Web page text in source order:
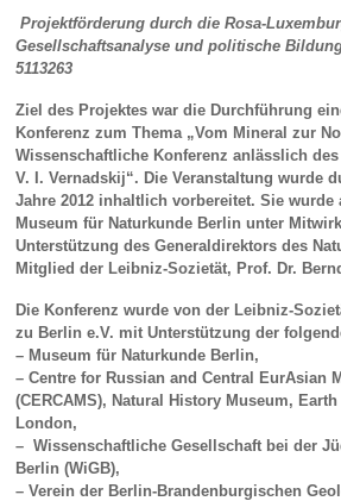
Projektförderung durch die Rosa-
Gesellschaftsanalyse und politische
5113263
Ziel des Projektes war die Durchführung
Konferenz zum Thema „Vom Mineral zur
Wissenschaftliche Konferenz anlässlich
V. I. Vernadskij“. Die Veranstaltung wurde
Jahre 2012 inhaltlich vorbereitet. Sie wurde
Museum für Naturkunde Berlin unter
Unterstützung des Generaldirektors des
Mitglied der Leibniz-Sozietät, Prof. Dr.
Die Konferenz wurde von der Leibniz-
zu Berlin e.V. mit Unterstützung der
– Museum für Naturkunde Berlin,
– Centre for Russian and Central EurAsian
(CERCAMS), Natural History Museum,
London,
– Wissenschaftliche Gesellschaft bei der
Berlin (WiGB),
– Verein der Berlin-Brandenburgischen